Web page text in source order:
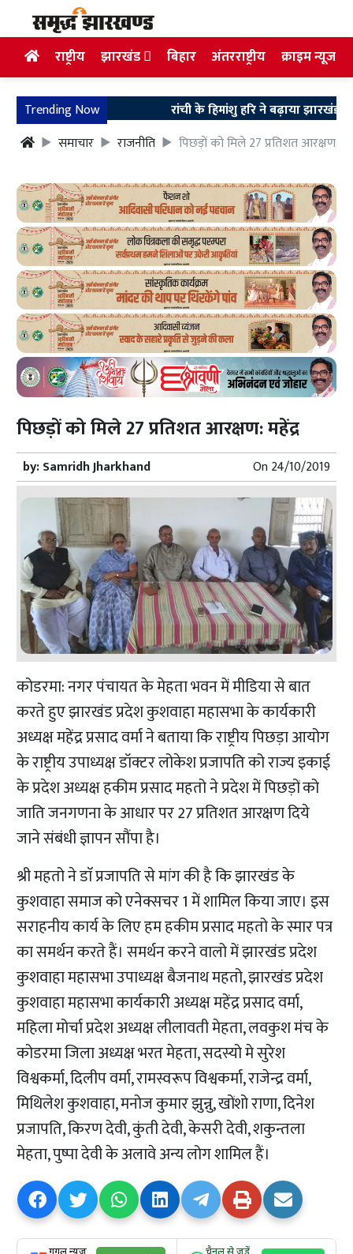
राष्ट्रीय झारखंड बिहार अंतरराष्ट्रीय क्राइम न्यूज
Trending Now
रांची के हिमांशु हरि ने बढ़ाया झारखंड का
समाचार
राजनीति पिछड़ों को मिले 27 प्रतिशत आरक्षण:
पिछड़ों को मिले 27 प्रतिशत आरक्षण: महेंद्र
by:Samridh Jharkhand On24/10/2019
कोडरमा: नगर पंचायत के मेहता भवन में मीडिया से बात
करते हुए झारखंड प्रदेश कुशवाहा महासभा के कार्यकारी
अध्यक्ष महेंद्र प्रसाद वर्मा ने बताया कि राष्ट्रीय पिछड़ा आयोग
के राष्ट्रीय उपाध्यक्ष डॉक्टर लोकेश प्रजापति को राज्य इकाई
के प्रदेश अध्यक्ष हकीम प्रसाद महतो ने प्रदेश में पिछड़ों को
जाति जनगणना के आधार पर 27 प्रतिशत आरक्षण दिये
जाने संबंधी ज्ञापन सौंपा है।
श्री महतो ने डाॅ प्रजापति से मांग की है कि झारखंड के
कुशवाहा समाज को एनेक्सचर 1 में शामिल किया जाए। इस
सराहनीय कार्य के लिए हम हकीम प्रसाद महतो के स्मार पत्र
का समर्थन करते हैं। समर्थन करने वालो में झारखंड प्रदेश
कुशवाहा महासभा उपाध्यक्ष बैजनाथ महतो, झारखंड प्रदेश
कुशवाहा महासभा कार्यकारी अध्यक्ष महेंद्र प्रसाद वर्मा,
महिला मोर्चा प्रदेश अध्यक्ष लीलावती मेहता, लवकुश मंच के
कोडरमा जिला अध्यक्ष भरत मेहता, सदस्यो मे सुरेश
विश्वकर्मा, दिलीप वर्मा, रामस्वरूप विश्वकर्मा, राजेन्द्र वर्मा,
मिथिलेश कुशवाहा, मनोज कुमार झुन्नु, खोंशो राणा, दिनेश
प्रजापति, किरण देवी, कुंती देवी, केसरी देवी, शकुन्तला
मेहता, पुष्पा देवी के अलावे अन्य लोग शामिल हैं।